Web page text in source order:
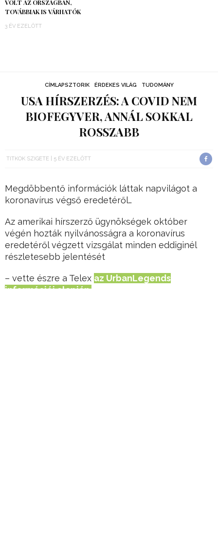
VOLT AZ ORSZÁGBAN,
TOVÁBBIAK IS VÁRHATÓK
3 ÉV EZELŐTT
CÍMLAPSZTORIK ÉRDEKES VILÁG TUDOMÁNY
USA HÍRSZERZÉS: A COVID NEM
BIOFEGYVER, ANNÁL SOKKAL
ROSSZABB
TITKOK SZIGETE 5 ÉV EZELŐTT
Megdöbbentő információk láttak napvilágot a
koronavírus végső eredetéről…
Az amerikai hírszerző ügynökségek október
végén hozták nyilvánosságra a koronavírus
eredetéről végzett vizsgálat minden eddiginél
részletesebb jelentését
– vette észre a Telex az UrbanLegends
információi alapján.